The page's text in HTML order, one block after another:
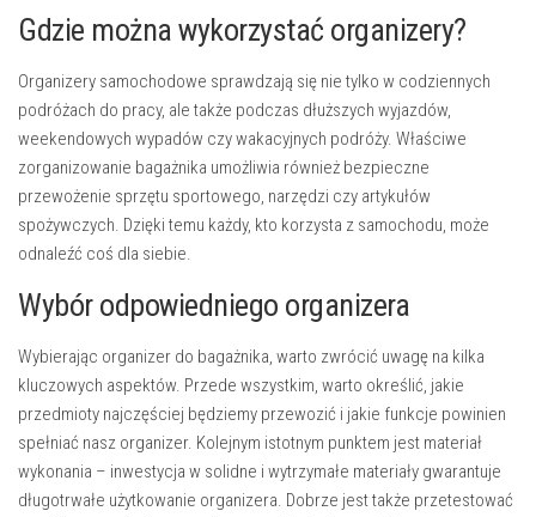
Gdzie można wykorzystać organizery?
Organizery samochodowe sprawdzają się nie tylko w codziennych
podróżach do pracy, ale także podczas dłuższych wyjazdów,
weekendowych wypadów czy wakacyjnych podróży. Właściwe
zorganizowanie bagażnika umożliwia również bezpieczne
przewożenie sprzętu sportowego, narzędzi czy artykułów
spożywczych. Dzięki temu każdy, kto korzysta z samochodu, może
odnaleźć coś dla siebie.
Wybór odpowiedniego organizera
Wybierając organizer do bagażnika, warto zwrócić uwagę na kilka
kluczowych aspektów. Przede wszystkim, warto określić, jakie
przedmioty najczęściej będziemy przewozić i jakie funkcje powinien
spełniać nasz organizer. Kolejnym istotnym punktem jest materiał
wykonania – inwestycja w solidne i wytrzymałe materiały gwarantuje
długotrwałe użytkowanie organizera. Dobrze jest także przetestować